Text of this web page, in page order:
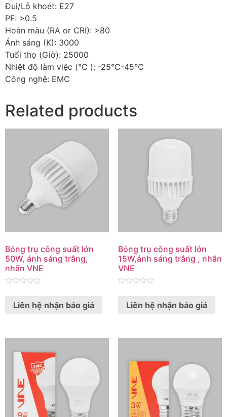
Đui/Lỗ khoét: E27
PF: >0.5
Hoàn màu (RA or CRI): >80
Ánh sáng (K): 3000
Tuổi thọ (Giờ): 25000
Nhiệt độ làm việc (℃ ): -25℃-45℃
Công nghệ: EMC
Related products
Bóng trụ công suất lớn
50W, ánh sáng trắng,
nhãn VNE
outLiên hệ nhận báo giá
Bóng trụ công suất lớn
15W,ánh sáng trắng , nhãn
VNE
outLiên hệ nhận báo giá